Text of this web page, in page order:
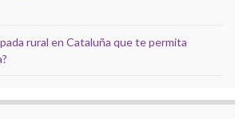
rural en Cataluña que te permita